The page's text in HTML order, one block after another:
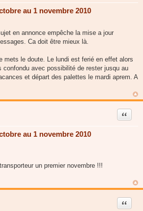
au 1 novembre 2010
en annonce empêche la mise a jour
Ca doit être mieux là.
mets le doute. Le lundi est ferié en effet alors
confondu avec possibilité de rester jusqu au
et départ des palettes le mardi aprem. A
au 1 novembre 2010
Citer
un premier novembre !!!
Citer